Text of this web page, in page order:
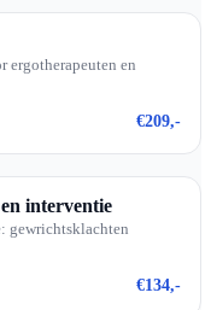
ergotherapeuten en
€209,-
interventie
gewrichtsklachten
€134,-